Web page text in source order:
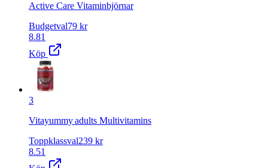
Active Care Vitaminbjörnar
Budgetval79 kr
8.81
Köp
3
Vitayummy adults Multivitamins
Toppklassval239 kr
8.51